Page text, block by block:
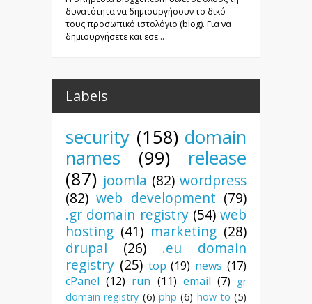
δυνατότητα να δημιουργήσουν το δικό
τους προσωπικό ιστολόγιο (blog). Για να
δημιουργήσετε και εσε...
Labels
security (158) domain
names
(99)
release
(87) joomla (82) wordpress
(82) web development (79)
.gr domain registry (54) web
hosting (41) marketing (28)
drupal
(26)
.eu domain
registry (25) top (19) news (17)
cPanel (12) run (11) email (7) gr
domain registry (6) php (6) how-to (5)